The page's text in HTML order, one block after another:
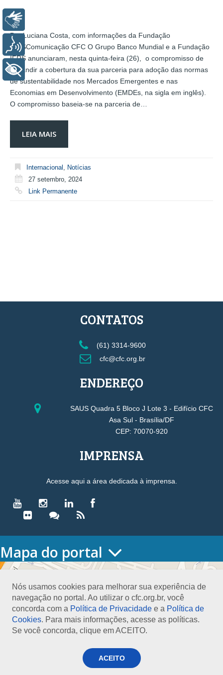
Por Luciana Costa, com informações da Fundação
IFRSComunicação CFC O Grupo Banco Mundial e a Fundação
IFRS anunciaram, nesta quinta-feira (26), o compromisso de
expandir a cobertura da sua parceria para adoção das normas
de sustentabilidade nos Mercados Emergentes e nas
Economias em Desenvolvimento (EMDEs, na sigla em inglês).
O compromisso baseia-se na parceria de…
LEIA MAIS
Internacional , Notícias
27 setembro, 2024
Link Permanente
Nós usamos cookies para melhorar sua experiência de
navegação no portal. Ao utilizar o cfc.org.br, você
concorda com a Política de Privacidade e a Política de
Cookies. Para mais informações, acesse as políticas.
Se você concorda, clique em ACEITO.
ACEITO
CONTATOS
(61) 3314-9600
cfc@cfc.org.br
ENDEREÇO
SAUS Quadra 5 Bloco J Lote 3 - Edifício CFC
Asa Sul - Brasília/DF
CEP: 70070-920
IMPRENSA
Acesse aqui a área dedicada à imprensa.
Mapa do portal
HOME
Conselho Diretor
Nossa Sede
Planejamento
Organograma
Medalha João Lyra
Voz
+ Acessibilidade